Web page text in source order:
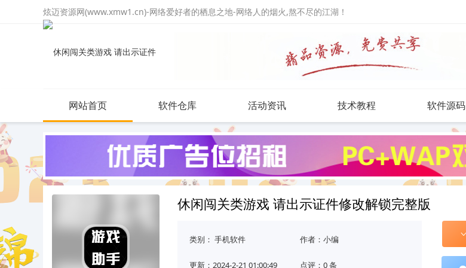
炫迈资源网(www.xmw1.cn)-网络爱好者的栖息之地-网络人的烟火,熬不尽的江湖！
网站首页 软件仓库 活动资讯 技术教程 软件源码
休闲闯关类游戏 请出示证件修改解锁完整版
类别： 手机软件 作者：小编
更新：2024-2-21 01:00:49 点评：0 条